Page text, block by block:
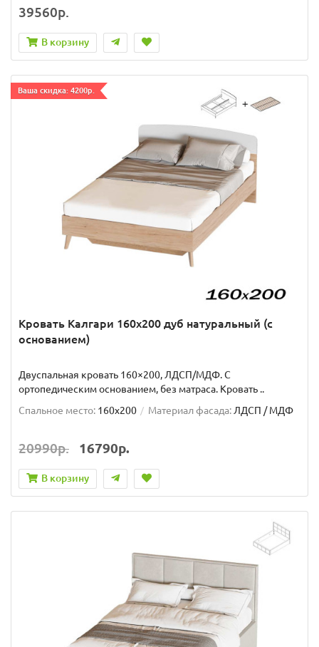
39560р.
В корзину
Ваша скидка: 4200р.
Кровать Калгари 160х200 дуб натуральный (с
основанием)
Двуспальная кровать 160×200, ЛДСП/МДФ. С
ортопедическим основанием, без матраса. Кровать ..
Спальное место: 160x200 Материал фасада: ЛДСП / МДФ
20990р. 16790р.
В корзину